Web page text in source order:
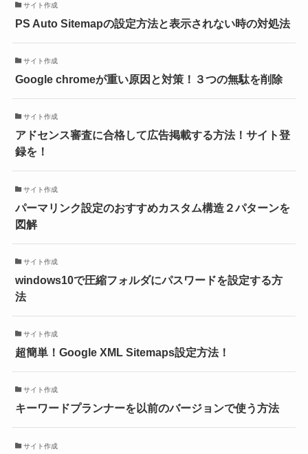
サイト作成
PS Auto Sitemapの設定方法と表示されない時の対処法
サイト作成
Google chromeが重い原因と対策！３つの無駄を削除
サイト作成
アドセンス審査に合格して広告掲載する方法！サイト登
録を！
サイト作成
パーマリンク設定のおすすめカスタム構造２パターンを
図解
サイト作成
windows10で圧縮フォルダにパスワードを設定する方
法
サイト作成
超簡単！Google XML Sitemaps設定方法！
サイト作成
キーワードプランナーを以前のバージョンで使う方法
サイト作成